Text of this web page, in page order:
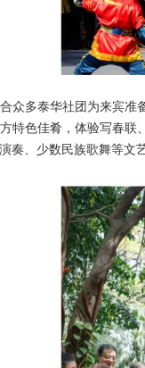
众多泰华社团为来宾准
特色佳肴，体验写春
奏、少数民族歌舞等文